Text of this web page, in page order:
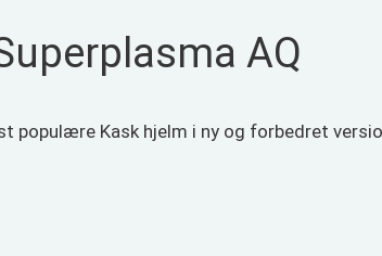
AQ
populære Kask hjelm i ny og forbedret